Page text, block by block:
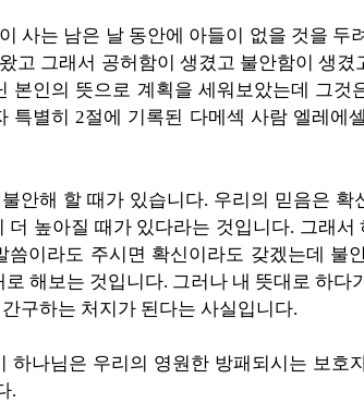
사는 남은 날 동안에 아들이 없을 것을 두
고 그래서 공허함이 생겼고 불안함이 생겼
본인의 뜻으로 계획을 세워보았는데 그것
특별히 2절에 기록된 다메섹 사람 엘레에
안해 할 때가 있습니다. 우리의 믿음은 확
높아질 때가 있다라는 것입니다. 그래서
이라도 주시면 확신이라도 갖겠는데 불
해보는 것입니다. 그러나 내 뜻대로 하다
구하는 처지가 된다는 사실입니다.
하나님은 우리의 영원한 방패되시는 보호
.